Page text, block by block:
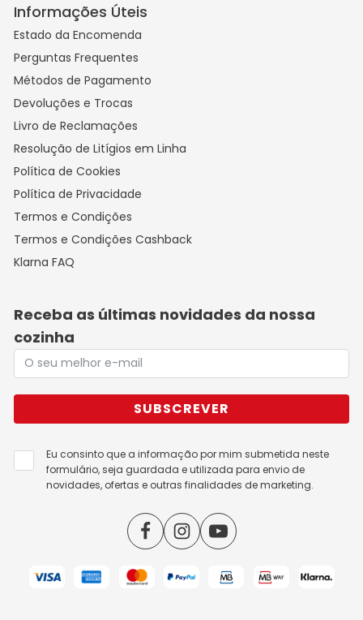
Informações Úteis
Estado da Encomenda
Perguntas Frequentes
Métodos de Pagamento
Devoluções e Trocas
Livro de Reclamações
Resolução de Litígios em Linha
Política de Cookies
Política de Privacidade
Termos e Condições
Termos e Condições Cashback
Klarna FAQ
Receba as últimas novidades da nossa
cozinha
SUBSCREVER
Eu consinto que a informação por mim submetida neste
formulário, seja guardada e utilizada para envio de
novidades, ofertas e outras finalidades de marketing.